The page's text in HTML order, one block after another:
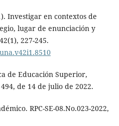
Investigar en contextos de
lugar de enunciación y
227-245.
de Educación Superior,
de 14 de julio de 2022.
RPC-SE-08.No.023-2022,